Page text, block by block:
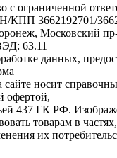
с ограниченной
3662192701/
Московский
63.11
данных,
носит
офертой,
437 ГК РФ.
товарам в частях,
их